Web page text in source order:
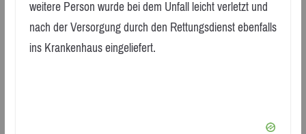
weitere Person wurde bei dem Unfall leicht verletzt und
nach der Versorgung durch den Rettungsdienst ebenfalls
ins Krankenhaus eingeliefert.